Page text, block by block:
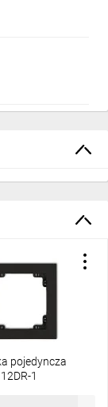
pojedyncza
1